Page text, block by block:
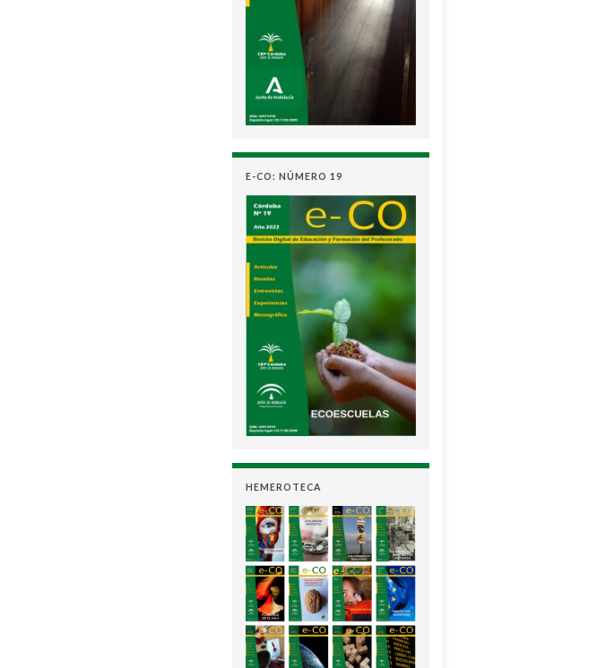
E-CO: NÚMERO 19
HEMEROTECA